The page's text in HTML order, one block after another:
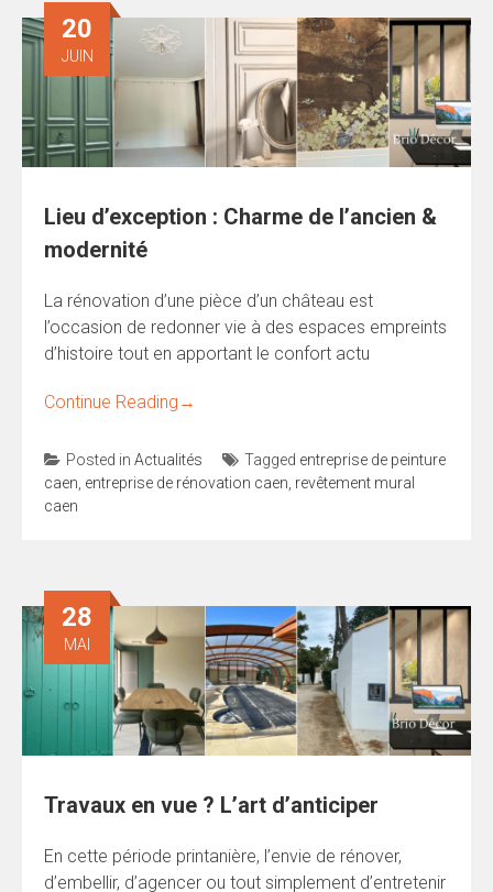
20
JUIN
Lieu d’exception : Charme de l’ancien &
modernité
La rénovation d’une pièce d’un château est
l’occasion de redonner vie à des espaces empreints
d’histoire tout en apportant le confort actu
Continue Reading →
Posted in Actualités Tagged entreprise de peinture
caen entreprise de rénovation caen revêtement mural
caen
28
MAI
Travaux en vue ? L’art d’anticiper
En cette période printanière, l’envie de rénover,
d’embellir, d’agencer ou tout simplement d’entretenir